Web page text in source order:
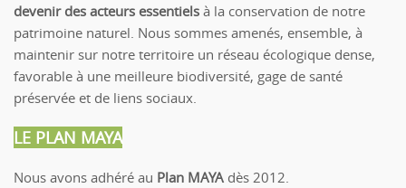
devenir des acteurs essentiels à la conservation de notre
patrimoine naturel. Nous sommes amenés, ensemble, à
maintenir sur notre territoire un réseau écologique dense,
favorable à une meilleure biodiversité, gage de santé
préservée et de liens sociaux.
LE PLAN MAYA
Nous avons adhéré au Plan MAYA dès 2012.